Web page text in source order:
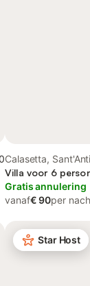
Calasetta,
Villa voor 6
Gratis annulering
vanaf€ 90per
Star Host